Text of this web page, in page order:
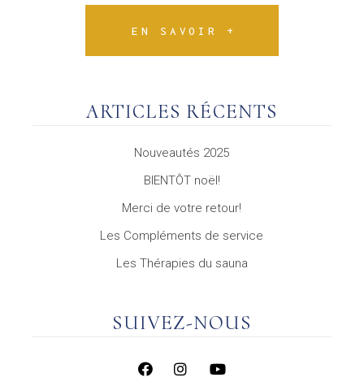
EN SAVOIR +
ARTICLES RÉCENTS
Nouveautés 2025
BIENTÔT noël!
Merci de votre retour!
Les Compléments de service
Les Thérapies du sauna
SUIVEZ-NOUS